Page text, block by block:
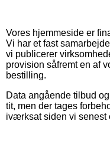
Vores hjemmeside er
Vi har et fast
vi publicerer
provision såfremt en af
bestilling.
Data angående tilbud
tit, men der tages
iværksat siden vi senest